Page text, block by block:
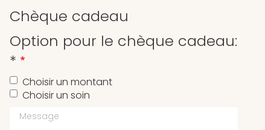
Chèque cadeau
Option pour le chèque cadeau:
*
Choisir un montant
Choisir un soin
Message